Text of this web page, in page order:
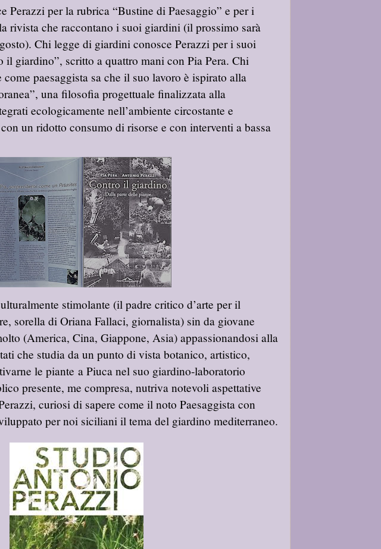
Perazzi per la rubrica “Bustine di Paesaggio” e per i
rivista che raccontano i suoi giardini (il prossimo sarà
Chi legge di giardini conosce Perazzi per i suoi
giardino”, scritto a quattro mani con Pia Pera. Chi
paesaggista sa che il suo lavoro è ispirato alla
una filosofia progettuale finalizzata alla
ecologicamente nell’ambiente circostante e
un ridotto consumo di risorse e con interventi a bassa
stimolante (il padre critico d’arte per il
sorella di Oriana Fallaci, giornalista) sin da giovane
(America, Cina, Giappone, Asia) appassionandosi alla
che studia da un punto di vista botanico, artistico,
le piante a Piuca nel suo giardino-laboratorio
presente, me compresa, nutriva notevoli aspettative
curiosi di sapere come il noto Paesaggista con
per noi siciliani il tema del giardino mediterraneo.